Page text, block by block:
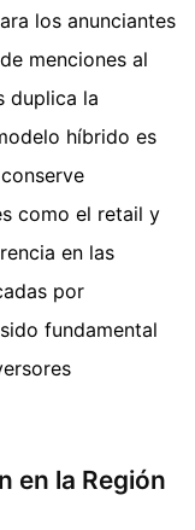
los anunciantes
menciones al
duplica la
híbrido es
como el retail y
en las
por
fundamental
en la Región